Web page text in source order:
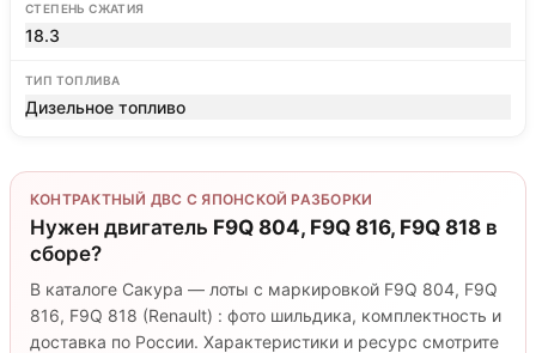
СТЕПЕНЬ СЖАТИЯ
18.3
ТИП ТОПЛИВА
Дизельное топливо
КОНТРАКТНЫЙ ДВС С ЯПОНСКОЙ РАЗБОРКИ
Нужен двигатель F9Q 804, F9Q 816, F9Q 818 в
сборе?
В каталоге Сакура — лоты с маркировкой F9Q 804, F9Q
816, F9Q 818 (Renault) : фото шильдика, комплектность и
доставка по России. Характеристики и ресурс смотрите